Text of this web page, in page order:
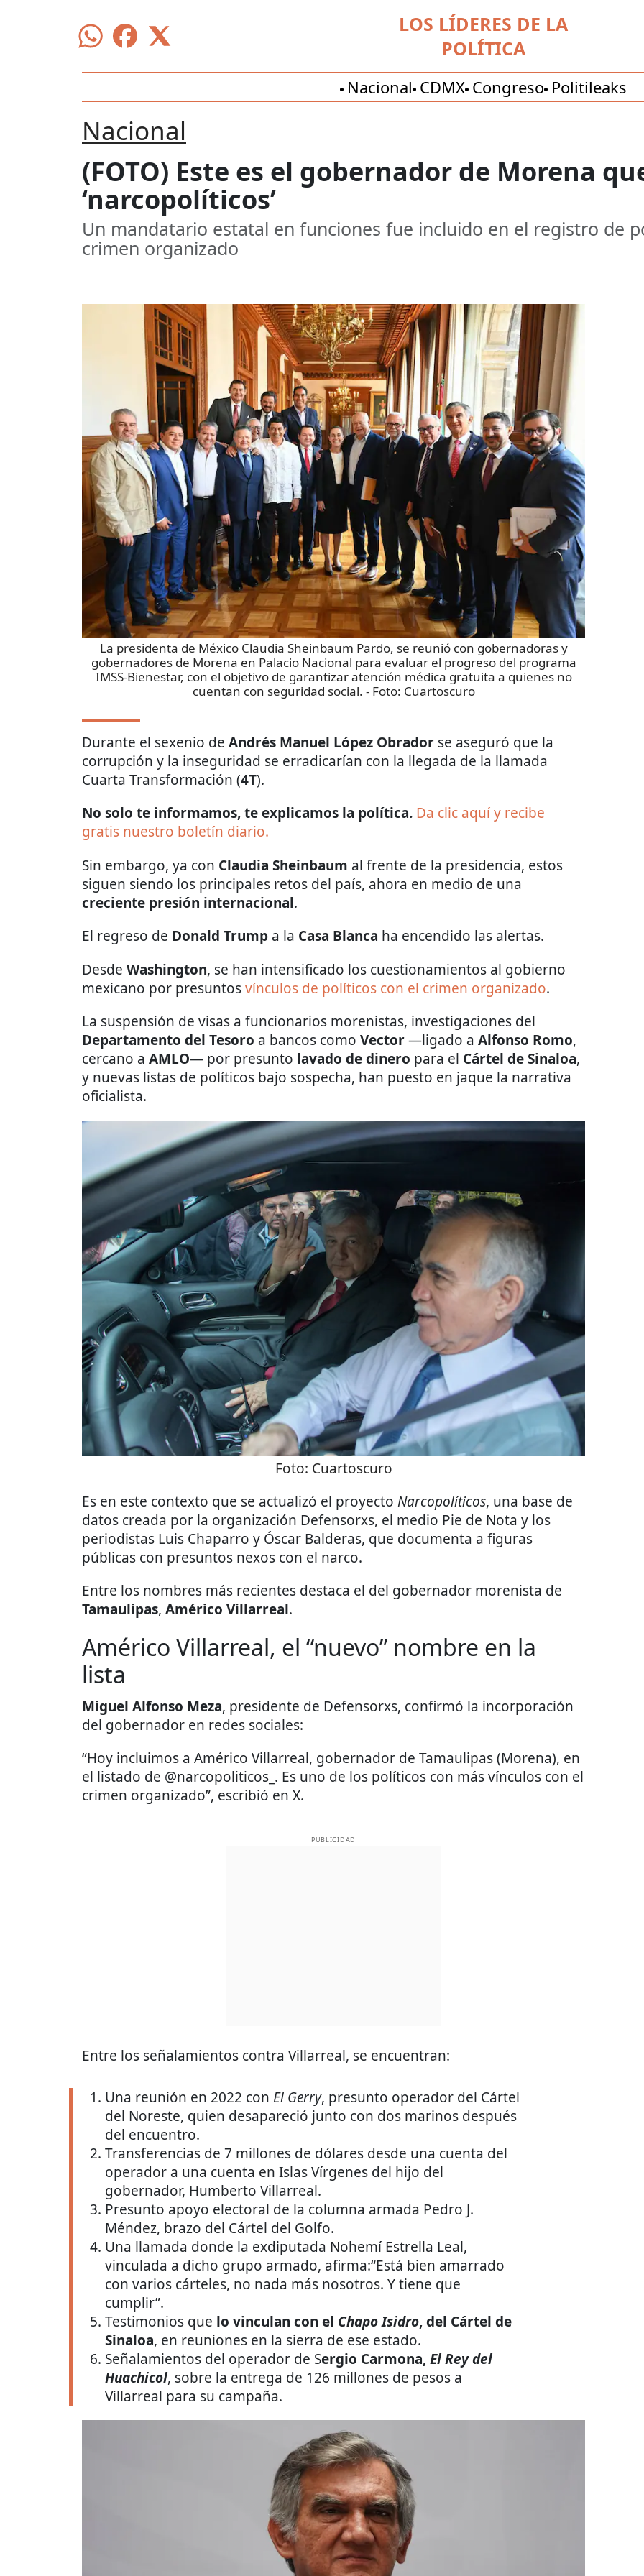
LOS LÍDERES DE LA
POLÍTICA
Nacional CDMX Congreso Politileaks
Nacional
(FOTO) Este es el gobernador de Morena
‘narcopolíticos’
Un mandatario estatal en funciones fue incluido en el registro de
crimen organizado
La presidenta de México Claudia Sheinbaum Pardo, se reunió con gobernadoras y
gobernadores de Morena en Palacio Nacional para evaluar el progreso del programa
IMSS-Bienestar, con el objetivo de garantizar atención médica gratuita a quienes no
cuentan con seguridad social. - Foto: Cuartoscuro
Durante el sexenio de Andrés Manuel López Obrador se aseguró que la
corrupción y la inseguridad se erradicarían con la llegada de la llamada
Cuarta Transformación (4T).
No solo te informamos, te explicamos la política. Da clic aquí y recibe
gratis nuestro boletín diario.
Sin embargo, ya con Claudia Sheinbaum al frente de la presidencia, estos
siguen siendo los principales retos del país, ahora en medio de una
creciente presión internacional.
El regreso de Donald Trump a la Casa Blanca ha encendido las alertas.
Desde Washington, se han intensificado los cuestionamientos al gobierno
mexicano por presuntosvínculos de políticos con el crimen organizado.
La suspensión de visas a funcionarios morenistas, investigaciones del
Departamento del Tesoro a bancos como Vector—ligado a Alfonso Romo,
cercano a AMLO— por presunto lavado de dinero para el Cártel de Sinaloa,
y nuevas listas de políticos bajo sospecha, han puesto en jaque la narrativa
oficialista.
Foto: Cuartoscuro
Es en este contexto que se actualizó el proyecto Narcopolíticos, una base de
datos creada por la organización Defensorxs, el medio Pie de Nota y los
periodistas Luis Chaparro y Óscar Balderas, que documenta a figuras
públicas con presuntos nexos con el narco.
Entre los nombres más recientes destaca el del gobernador morenista de
Tamaulipas, Américo Villarreal.
Américo Villarreal, el “nuevo” nombre en la
lista
Miguel Alfonso Meza, presidente de Defensorxs, confirmó la incorporación
del gobernador en redes sociales:
“Hoy incluimos a Américo Villarreal, gobernador de Tamaulipas (Morena), en
el listado de @narcopoliticos_. Es uno de los políticos con más vínculos con el
crimen organizado”, escribió en X.
PUBLICIDAD
Entre los señalamientos contra Villarreal, se encuentran:
Una reunión en 2022 con El Gerry, presunto operador del Cártel
del Noreste, quien desapareció junto con dos marinos después
del encuentro.
Transferencias de 7 millones de dólares desde una cuenta del
operador a una cuenta en Islas Vírgenes del hijo del
gobernador, Humberto Villarreal.
Presunto apoyo electoral de la columna armada Pedro J.
Méndez, brazo del Cártel del Golfo.
Una llamada donde la exdiputada Nohemí Estrella Leal,
vinculada a dicho grupo armado, afirma:“Está bien amarrado
con varios cárteles, no nada más nosotros. Y tiene que
cumplir”.
Testimonios que lo vinculan con el Chapo Isidro, del Cártel de
Sinaloa, en reuniones en la sierra de ese estado.
Señalamientos del operador de Sergio Carmona,El Rey del
Huachicol, sobre la entrega de 126 millones de pesos a
Villarreal para su campaña.